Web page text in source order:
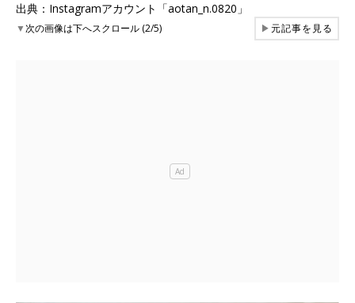
出典：Instagramアカウント「aotan_n.0820」
▼次の画像は下へスクロール (2/5) ▶元記事を見る